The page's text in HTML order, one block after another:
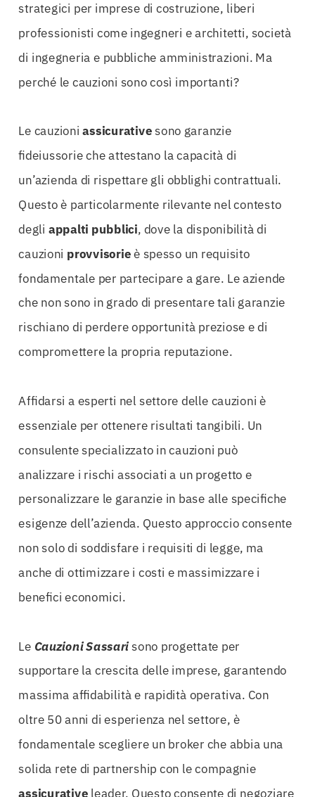
strategici per imprese di costruzione, liberi
professionisti come ingegneri e architetti, società
di ingegneria e pubbliche amministrazioni. Ma
perché le cauzioni sono così importanti?
Le cauzioniassicurativesono garanzie
fideiussorie che attestano la capacità di
un’azienda di rispettare gli obblighi contrattuali.
Questo è particolarmente rilevante nel contesto
degliappalti pubblici, dove la disponibilità di
cauzioni provvisorieè spesso un requisito
fondamentale per partecipare a gare. Le aziende
che non sono in grado di presentare tali garanzie
rischiano di perdere opportunità preziose e di
compromettere la propria reputazione.
Affidarsi a esperti nel settore delle cauzioni è
essenziale per ottenere risultati tangibili. Un
consulente specializzato in cauzioni può
analizzare i rischi associati a un progetto e
personalizzare le garanzie in base alle specifiche
esigenze dell’azienda. Questo approccio consente
non solo di soddisfare i requisiti di legge, ma
anche di ottimizzare i costi e massimizzare i
benefici economici.
Le Cauzioni Sassarisono progettate per
supportare la crescita delle imprese, garantendo
massima affidabilità e rapidità operativa. Con
oltre 50 anni di esperienza nel settore, è
fondamentale scegliere un broker che abbia una
solida rete di partnership con le compagnie
assicurative leader. Questo consente di negoziare